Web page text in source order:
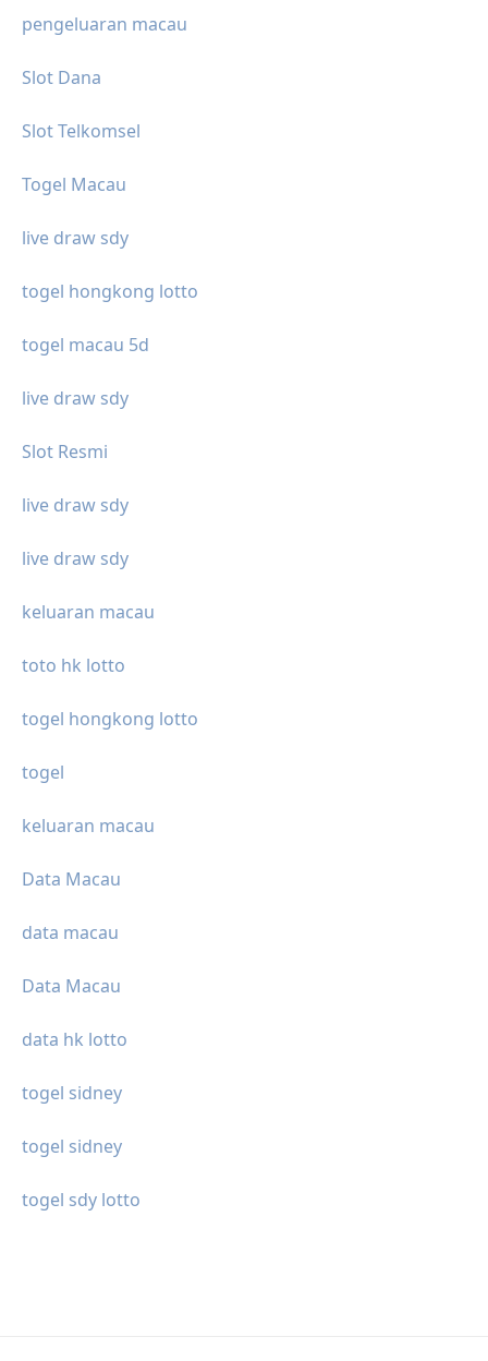
pengeluaran macau
Slot Dana
Slot Telkomsel
Togel Macau
live draw sdy
togel hongkong lotto
togel macau 5d
live draw sdy
Slot Resmi
live draw sdy
live draw sdy
keluaran macau
toto hk lotto
togel hongkong lotto
togel
keluaran macau
Data Macau
data macau
Data Macau
data hk lotto
togel sidney
togel sidney
togel sdy lotto